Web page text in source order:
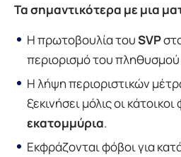
Τα σημαντικότερα με μια
Η πρωτοβουλία τουSVP
περιορισμό του
Η λήψη περιοριστικών
ξεκινήσει μόλις οι
εκατομμύρια.
Εκφράζονται φόβοι για